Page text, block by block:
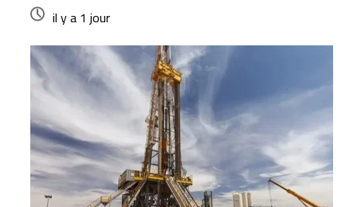
il y a 1 jour